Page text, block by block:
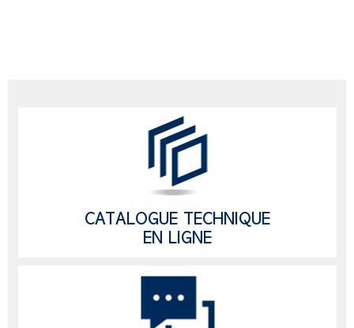
CATALOGUE TECHNIQUE
EN LIGNE